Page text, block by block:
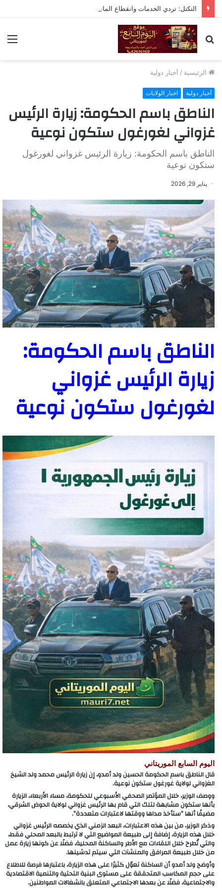
بحث
عن
الرئيسية / أخبار دولية
أخبار دولية اخبار الولايات
الناطق باسم الحكومة: زيارة الرئيس
غزواني لغورغول ستكون نوعية
الناطق باسم الحكومة: زيارة الرئيس غزواني لغورغول
ستكون نوعية
يناير 29, 2026
الناطق باسم الحكومة:
زيارة الرئيس غزواني
لغورغول ستكون نوعية
اليوم السابع الموريتاني
قال الناطق باسم الحكومة الحسين ولد أمدو، إن زيارة الرئيس محمد ولد الشيخ
الغزواني لولاية غورغول ستكون نوعية.
ووصف الوزير، خلال المؤتمر الصحفي الأسبوعي للحكومة، مساء الأربعاء، الزيارة
بأنها ستكون مشابهة لتلك التي قام بها الرئيس غزواني لولاية الحوض الشرقي،
مضيفًا أنها “ستأخذ مداها ووقتها لاعتبارات متعددة”.
وذكر الوزير، من بين هذه الاعتبارات، البعد الزمني الذي يخصصه الرئيس غزواني
خلال هذه الزيارة، إضافة إلى طبيعة المواضيع التي لا ترتبط بالبعد المحلي فقط،
والتي تُطرح خلال اللقاءات مع الأطر والساكنة المحلية، فضلًا عن كونها زيارة عمل
من خلال طبيعة المرافق والمنشآت التي سيتم تدشينها.
وأوضح ولد أمدو أن الساكنة تعوّل كثيرًا على هذه الزيارة، باعتبارها فرصة للاطلاع
على حجم المكاسب المتحققة على مستوى البنية التحتية والتنمية الاقتصادية
والاجتماعية، فضلًا عن بعدها الاجتماعي المتعلق بانشغالات المواطنين.